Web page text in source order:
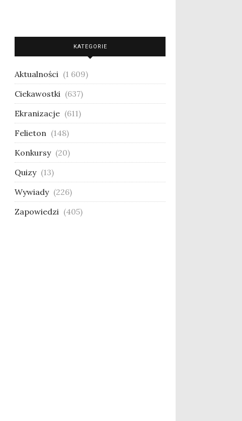
KATEGORIE
Aktualności (1 609)
Ciekawostki (637)
Ekranizacje (611)
Felieton (148)
Konkursy (20)
Quizy (13)
Wywiady (226)
Zapowiedzi (405)